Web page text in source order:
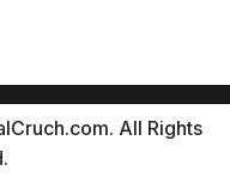
All Rights